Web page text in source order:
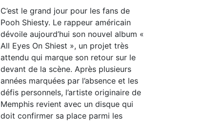
C’est le grand jour pour les fans de
Pooh Shiesty. Le rappeur américain
dévoile aujourd’hui son nouvel album «
All Eyes On Shiest », un projet très
attendu qui marque son retour sur le
devant de la scène. Après plusieurs
années marquées par l’absence et les
défis personnels, l’artiste originaire de
Memphis revient avec un disque qui
doit confirmer sa place parmi les